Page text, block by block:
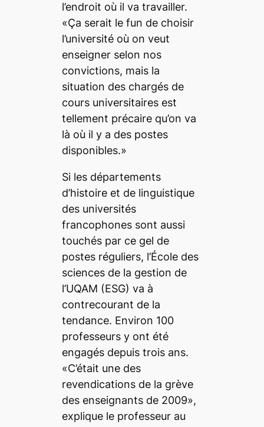
l’endroit où il va travailler.
«Ça serait le fun de choisir
l’université où on veut
enseigner selon nos
convictions, mais la
situation des chargés de
cours universitaires est
tellement précaire qu’on va
là où il y a des postes
disponibles.»
Si les départements
d’histoire et de linguistique
des universités
francophones sont aussi
touchés par ce gel de
postes réguliers, l’École des
sciences de la gestion de
l’UQAM (ESG) va à
contrecourant de la
tendance. Environ 100
professeurs y ont été
engagés depuis trois ans.
«C’était une des
revendications de la grève
des enseignants de 2009»,
explique le professeur au